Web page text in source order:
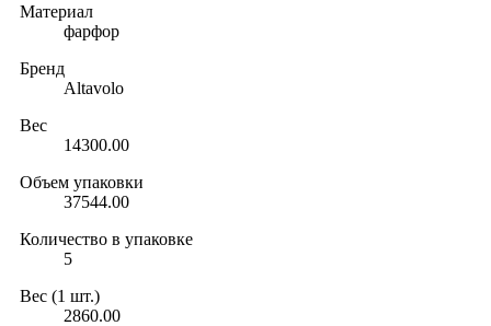
Материал
фарфор
Бренд
Altavolo
Вес
14300.00
Объем упаковки
37544.00
Количество в упаковке
5
Вес (1 шт.)
2860.00